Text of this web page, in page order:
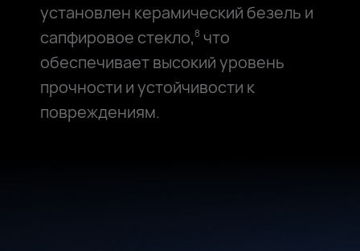
установлен керамический безель и
сапфировое стекло,8 что
обеспечивает высокий уровень
прочности и устойчивости к
повреждениям.